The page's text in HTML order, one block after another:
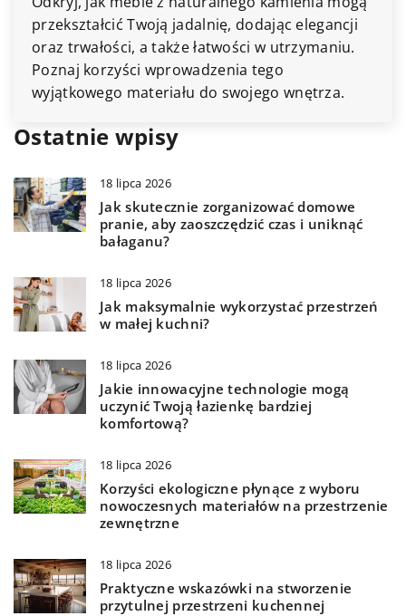
dekoracyjnych jest kluczowe do stworzenia
idealnego miejsca do czytania w domu. Dowiedz
się, jak zaplanować i zorganizować przytulny
kącik za pomocą naszych wskazówek!
Ostatnie wpisy
18 lipca 2026
Jak skutecznie zorganizować domowe
pranie, aby zaoszczędzić czas i uniknąć
bałaganu?
18 lipca 2026
Jak maksymalnie wykorzystać przestrzeń
w małej kuchni?
18 lipca 2026
Jakie innowacyjne technologie mogą
uczynić Twoją łazienkę bardziej
komfortową?
18 lipca 2026
Korzyści ekologiczne płynące z wyboru
nowoczesnych materiałów na przestrzenie
zewnętrzne
18 lipca 2026
Praktyczne wskazówki na stworzenie
przytulnej przestrzeni kuchennej